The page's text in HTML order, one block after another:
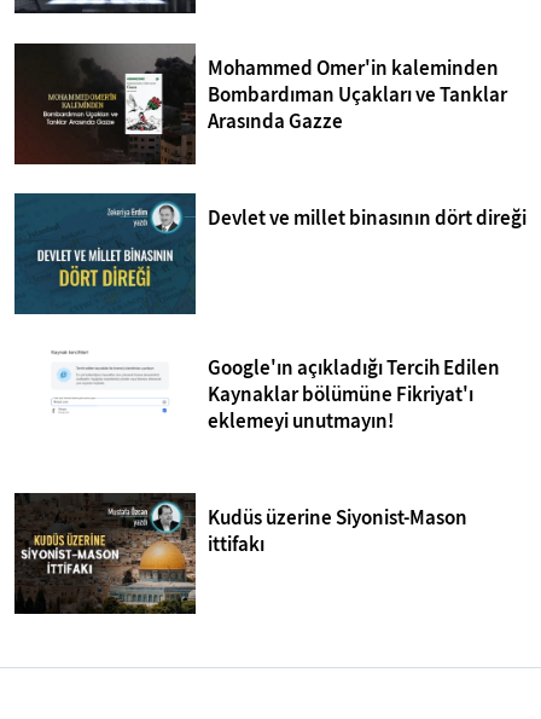
Mohammed Omer'in kaleminden
Bombardıman Uçakları ve Tanklar
Arasında Gazze
Devlet ve millet binasının dört direği
Google'ın açıkladığı Tercih Edilen
Kaynaklar bölümüne Fikriyat'ı
eklemeyi unutmayın!
Kudüs üzerine Siyonist-Mason
ittifakı